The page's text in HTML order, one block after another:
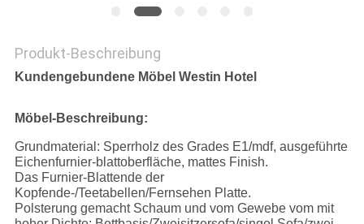
Produkt-Beschreibung
Kundengebundene Möbel Westin Hotel
Möbel-Beschreibung:
Grundmaterial: Sperrholz des Grades E1/mdf, ausgeführte
Eichenfurnier-blattoberfläche, mattes Finish.
Das Furnier-Blattende der
Kopfende-/Teetabellen/Fernsehen Platte.
Polsterung gemacht Schaum und vom Gewebe vom mit